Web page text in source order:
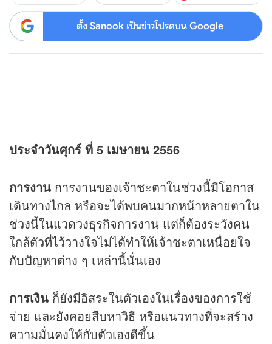
ตั้ง Sanook เป็นข่าวโปรดบน Google
ประจำวันศุกร์ ที่ 5 เมษายน 2556
การงาน การงานของเจ้าชะตาในช่วงนี้มีโอกาส
เดินทางไกล หรือจะได้พบคนมากหน้าหลายตาใน
ช่วงนี้ในแวดวงธุรกิจการงาน แต่ก็ต้องระวังคน
ใกล้ตัวที่ไว้วางใจไม่ได้ทำให้เจ้าชะตาเหนื่อยใจ
กับปัญหาต่าง ๆ เหล่านี้นั่นเอง
การเงิน ก็ยังมีอิสระในตัวเองในเรื่องของการใช้
จ่าย และยังคอยสืบหาวิธี หรือแนวทางที่จะสร้าง
ความมั่นคงให้กับตัวเองดีขึ้น